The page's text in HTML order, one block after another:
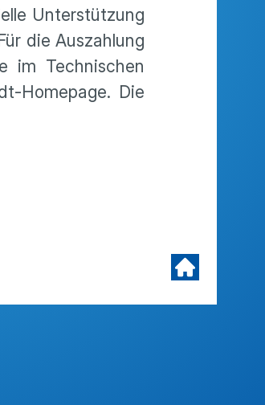
Unter­stüt­zung
die Auszah­lung
im Techni­schen
Homepage. Die